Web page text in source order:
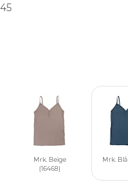
Mrk. Beige
(16468)
Mrk. Blå